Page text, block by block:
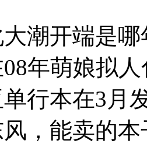
潮开端是
年萌娘拟
行本在3月
，能卖的